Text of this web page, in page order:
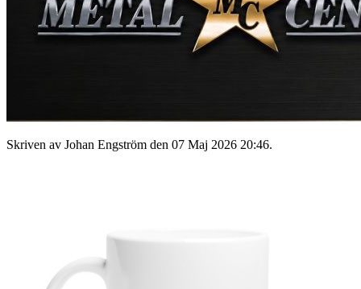
Skriven av Johan Engström den 07 Maj 2026 20:46.